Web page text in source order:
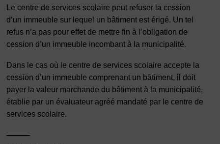
Le centre de services scolaire peut refuser la cession
d’un immeuble sur lequel un bâtiment est érigé. Un tel
refus n’a pas pour effet de mettre fin à l’obligation de
cession d’un immeuble incombant à la municipalité.
Dans le cas où le centre de services scolaire accepte la
cession d’un immeuble comprenant un bâtiment, il doit
payer la valeur marchande du bâtiment à la municipalité,
établie par un évaluateur agréé mandaté par le centre de
services scolaire.
———